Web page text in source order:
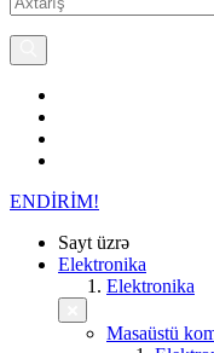
ENDİRİM!
Sayt üzrə
Elektronika
Elektronika
Masaüstü